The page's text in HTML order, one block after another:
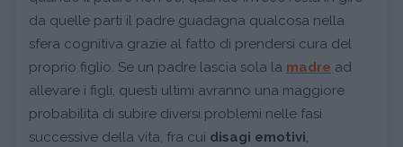
da quelle parti il padre guadagna qualcosa nella
sfera cognitiva grazie al fatto di prendersi cura del
proprio figlio. Se un padre lascia sola la madre ad
allevare i figli, questi ultimi avranno una maggiore
probabilità di subire diversi problemi nelle fasi
successive della vita, fra cui disagi emotivi,